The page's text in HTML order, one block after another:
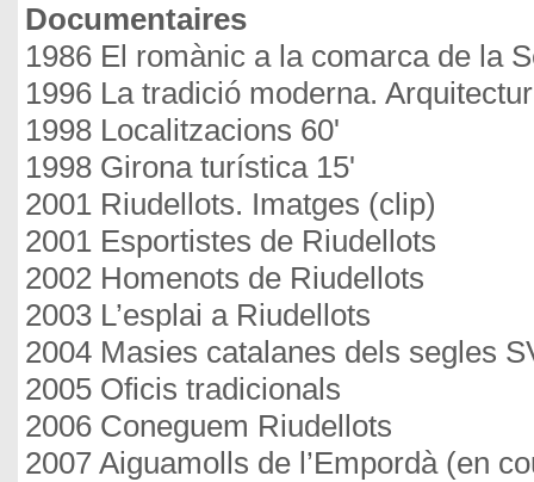
Documentaires
1986 El romànic a la comarca de la
1996 La tradició moderna.
1998 Localitzacions 60'
1998 Girona turística 15'
2001 Riudellots. Imatges (clip)
2001 Esportistes de Riudellots
2002 Homenots de Riudellots
2003 L’esplai a Riudellots
2004 Masies catalanes dels segles
2005 Oficis tradicionals
2006 Coneguem Riudellots
2007 Aiguamolls de l’Empordà (en